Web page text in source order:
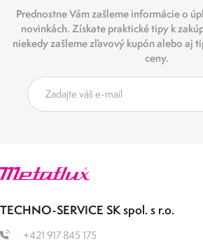
Prednostne Vám zašleme informácie o
novinkách. Získate praktické tipy k
niekedy zašleme zľavový kupón alebo aj
ceny.
TECHNO-SERVICE SK spol. s r.o.
+421 917 845 175